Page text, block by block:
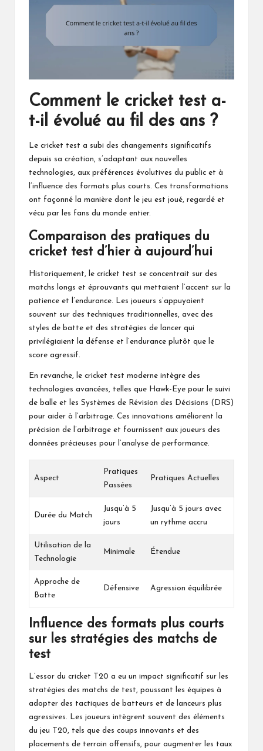
Comment le cricket test a-
t-il évolué au fil des ans ?
Le cricket test a subi des changements significatifs
depuis sa création, s’adaptant aux nouvelles
technologies, aux préférences évolutives du public et à
l’influence des formats plus courts. Ces transformations
ont façonné la manière dont le jeu est joué, regardé et
vécu par les fans du monde entier.
Comparaison des pratiques du
cricket test d’hier à aujourd’hui
Historiquement, le cricket test se concentrait sur des
matchs longs et éprouvants qui mettaient l’accent sur la
patience et l’endurance. Les joueurs s’appuyaient
souvent sur des techniques traditionnelles, avec des
styles de batte et des stratégies de lancer qui
privilégiaient la défense et l’endurance plutôt que le
score agressif.
En revanche, le cricket test moderne intègre des
technologies avancées, telles que Hawk-Eye pour le suivi
de balle et les Systèmes de Révision des Décisions (DRS)
pour aider à l’arbitrage. Ces innovations améliorent la
précision de l’arbitrage et fournissent aux joueurs des
données précieuses pour l’analyse de performance.
Aspect
Pratiques
Passées
Pratiques Actuelles
Durée du Match
Jusqu’à 5
jours
Jusqu’à 5 jours avec
un rythme accru
Utilisation de la
Technologie
Minimale Étendue
Approche de
Batte
Défensive Agression équilibrée
Influence des formats plus courts
sur les stratégies des matchs de
test
L’essor du cricket T20 a eu un impact significatif sur les
stratégies des matchs de test, poussant les équipes à
adopter des tactiques de batteurs et de lanceurs plus
agressives. Les joueurs intègrent souvent des éléments
du jeu T20, tels que des coups innovants et des
placements de terrain offensifs, pour augmenter les taux